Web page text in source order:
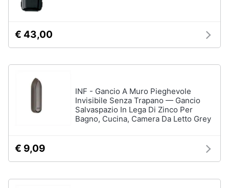
Audio
Arredo
Brico
Salute
igiene
€ 43,00
INF - Gancio A Muro Pieghevole
Invisibile Senza Trapano — Gancio
Salvaspazio In Lega Di Zinco Per
Bagno, Cucina, Camera Da Letto Grey
€ 9,09